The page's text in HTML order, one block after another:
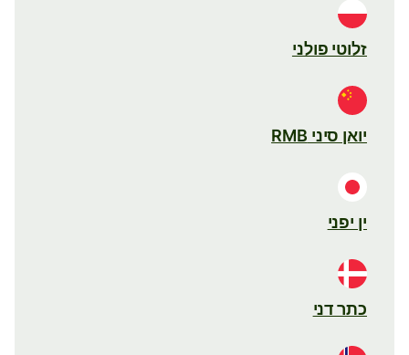
זלוטי פולני
יואן סיני RMB
ין יפני
כתר דני